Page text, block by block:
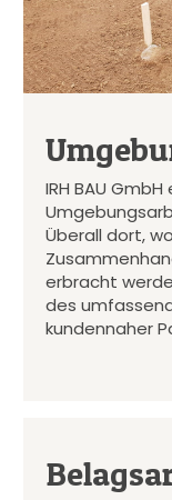
IRH BAU
Überall dort,
erbracht
des
kundennaher